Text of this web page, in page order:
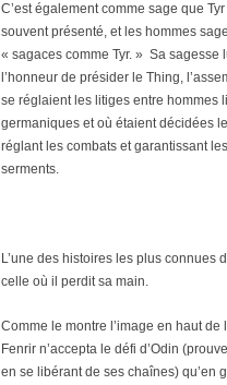
C’est également comme sage que
souvent présenté, et les hommes
« sagaces comme Tyr. » Sa sagesse
l’honneur de présider le Thing,
se réglaient les litiges entre hommes
germaniques et où étaient décidées
réglant les combats et garantissant les
serments.
L’une des histoires les plus connues
celle où il perdit sa main.
Comme le montre l’image en haut de
Fenrir n’accepta le défi d’Odin
en se libérant de ses chaînes) qu’en